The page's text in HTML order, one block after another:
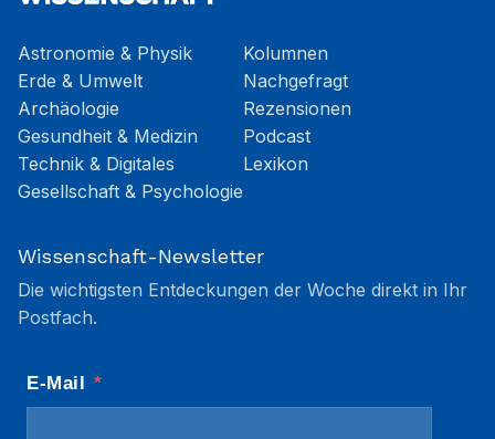
Astronomie & Physik
Erde & Umwelt
Archäologie
Gesundheit & Medizin
Technik & Digitales
Gesellschaft & Psychologie
Kolumnen
Nachgefragt
Rezensionen
Podcast
Lexikon
Wissenschaft-Newsletter
Die wichtigsten Entdeckungen der Woche direkt in Ihr
Postfach.